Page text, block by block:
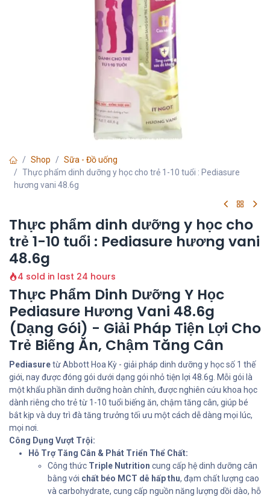
Shop
Sữa - Đồ uống
Thực phẩm dinh dưỡng y học cho trẻ 1-10 tuổi : Pediasure
hương vani 48.6g
Thực phẩm dinh dưỡng y học cho
trẻ 1-10 tuổi : Pediasure hương vani
48.6g
4 sold in last 24 hours
Thực Phẩm Dinh Dưỡng Y Học
Pediasure Hương Vani 48.6g
(Dạng Gói) - Giải Pháp Tiện Lợi Cho
Trẻ Biếng Ăn, Chậm Tăng Cân
Pediasuretừ Abbott Hoa Kỳ - giải pháp dinh dưỡng y học số 1 thế
giới, nay được đóng gói dưới dạng gói nhỏ tiện lợi 48.6g. Mỗi gói là
một khẩu phần dinh dưỡng hoàn chỉnh, được nghiên cứu khoa học
dành riêng cho trẻ từ 1-10 tuổi biếng ăn, chậm tăng cân, giúp bé
bắt kịp và duy trì đà tăng trưởng tối ưu một cách dễ dàng mọi lúc,
mọi nơi.
Công Dụng Vượt Trội:
Hỗ Trợ Tăng Cân & Phát Triển Thể Chất:
Công thức Triple Nutrition cung cấp hệ dinh dưỡng cân
bằng với chất béo MCT dễ hấp thu, đạm chất lượng cao
và carbohydrate, cung cấp nguồn năng lượng dồi dào, hỗ